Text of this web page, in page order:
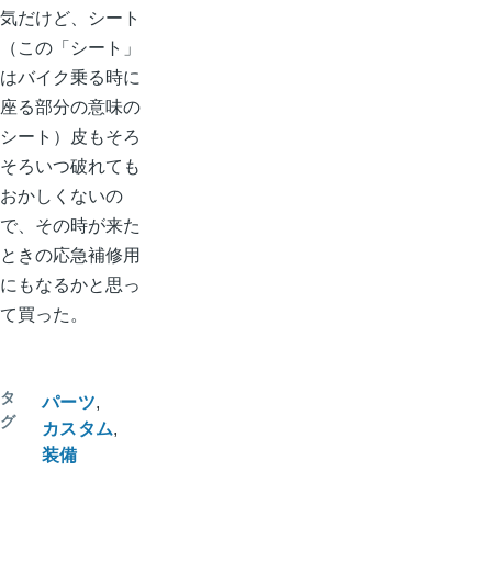
気だけど、シート
（この「シート」
はバイク乗る時に
座る部分の意味の
シート）皮もそろ
そろいつ破れても
おかしくないの
で、その時が来た
ときの応急補修用
にもなるかと思っ
て買った。
タ
グ
パーツ
カスタム
装備